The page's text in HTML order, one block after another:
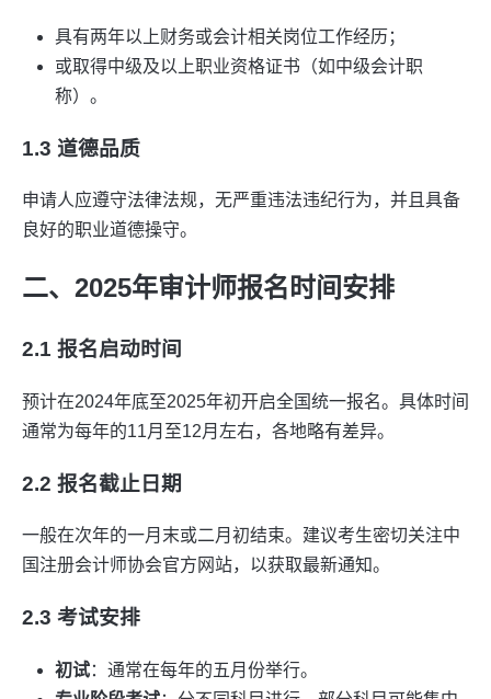
具有两年以上财务或会计相关岗位工作经历；
或取得中级及以上职业资格证书（如中级会计职
称）。
1.3 道德品质
申请人应遵守法律法规，无严重违法违纪行为，并且具备
良好的职业道德操守。
二、2025年审计师报名时间安排
2.1 报名启动时间
预计在2024年底至2025年初开启全国统一报名。具体时间
通常为每年的11月至12月左右，各地略有差异。
2.2 报名截止日期
一般在次年的一月末或二月初结束。建议考生密切关注中
国注册会计师协会官方网站，以获取最新通知。
2.3 考试安排
初试：通常在每年的五月份举行。